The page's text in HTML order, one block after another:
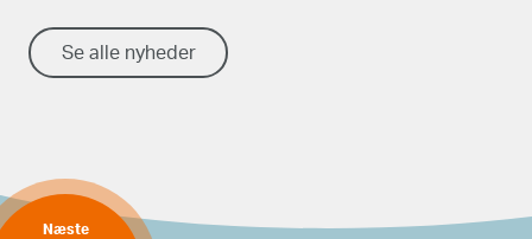
Se alle nyheder
Næste